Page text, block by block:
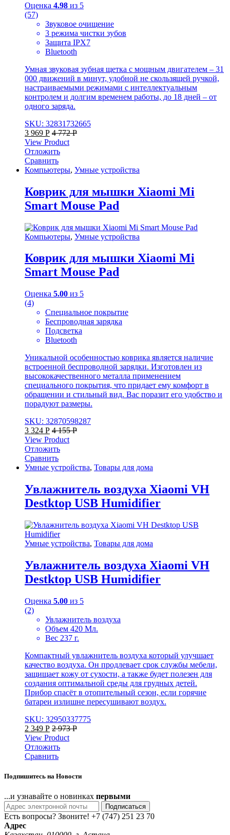
Оценка 4.98 из 5
(57)
Звуковое очищение
3 режима чистки зубов
Защита IPX7
Bluetooth
Умная звуковая зубная щетка с мощным двигателем – 31
000 движений в минут, удобной не скользящей ручкой,
настраиваемыми режимами с интеллектуальным
контролем и долгим временем работы, до 18 дней – от
одного заряда.
SKU: 32831732665
3 969 Р 4 772Р
View Product
Отложить
Сравнить
Компьютеры, Умные устройства
Коврик для мышки Xiaomi Mi
Smart Mouse Pad
Компьютеры, Умные устройства
Коврик для мышки Xiaomi Mi
Smart Mouse Pad
Оценка 5.00 из 5
(4)
Специальное покрытие
Беспроводная зарядка
Подсветка
Bluetooth
Уникальной особенностью коврика является наличие
встроенной беспроводной зарядки. Изготовлен из
высококачественного металла применением
специального покрытия, что придает ему комфорт в
обращении и стильный вид. Вас поразит его удобство и
порадуют размеры.
SKU: 32870598287
3 324 Р 4 155Р
View Product
Отложить
Сравнить
Умные устройства, Товары для дома
Увлажнитель воздуха Xiaomi VH
Destktop USB Humidifier
Умные устройства, Товары для дома
Увлажнитель воздуха Xiaomi VH
Destktop USB Humidifier
Оценка 5.00 из 5
(2)
Увлажнитель воздуха
Объем 420 Мл.
Вес 237 г.
Компактный увлажнитель воздуха который улучшает
качество воздуха. Он продлевает срок службы мебели,
защищает кожу от сухости, а также будет полезен для
создания оптимальной среды для грудных детей.
Прибор спасёт в отопительный сезон, если горячие
батареи излишне пересушивают воздух.
SKU: 32950337775
2 349 Р 2 973Р
View Product
Отложить
Сравнить
Подпишитесь на Новости
...и узнавайте о новинках первыми
Подписаться
Есть вопросы? Звоните! +7 (747) 251 23 70
Адрес